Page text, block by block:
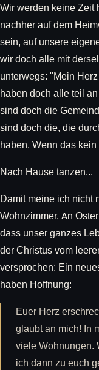
Wir werden keine Zeit
nachher auf dem
sein, auf unsere
wir doch alle mit
unterwegs: "Mein
haben doch alle teil
sind doch die
sind doch die, die
haben. Wenn das
Nach Hause tanzen...
Damit meine ich nicht
Wohnzimmer. An
dass unser ganzes
der Christus vom
versprochen: Ein
haben Hoffnung:
Euer Herz
glaubt an mich! In
viele Wohnungen.
ich dann zu euch